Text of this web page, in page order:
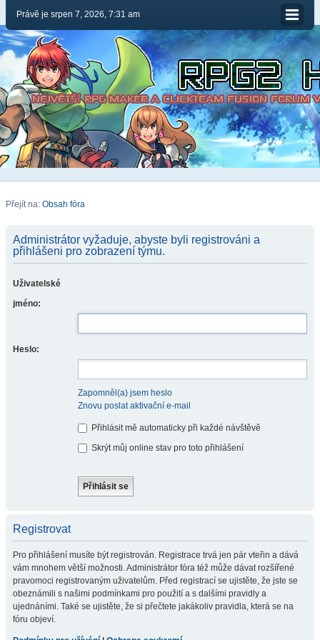
Právě je srpen 7, 2026, 7:31 am
Přejít na: Obsah fóra
Administrátor vyžaduje, abyste byli registrováni a
přihlášeni pro zobrazení týmu.
Uživatelské
jméno:
Heslo:
Zapomněl(a) jsem heslo
Znovu poslat aktivační e-mail
Přihlásit mě automaticky při každé návštěvě
Skrýt můj online stav pro toto přihlášení
Registrovat
Pro přihlášení musíte být registrován. Registrace trvá jen pár vteřin a dává
vám mnohem větší možnosti. Administrátor fóra též může dávat rozšířené
pravomoci registrovaným uživatelům. Před registrací se ujistěte, že jste se
obeznámili s našimi podmínkami pro použití a s dalšími pravidly a
ujednáními. Také se ujistěte, že si přečtete jakákoliv pravidla, která se na
fóru objeví.